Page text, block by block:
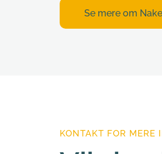
Se mere om
KONTAKT FOR MERE